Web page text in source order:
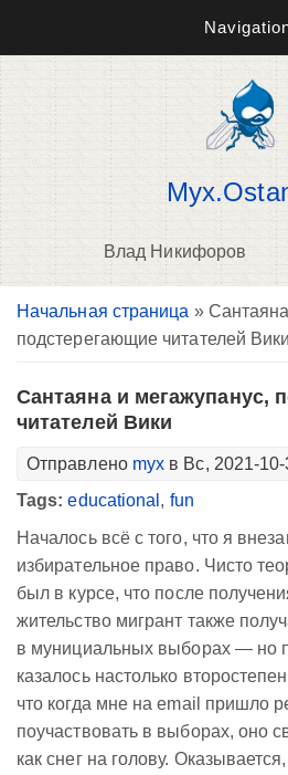
Влад Никифоров
Вы здесь
Начальная страница »
подстерегающие читателей Вики
Сантаяна и мегажупанус,
читателей Вики
Отправлено myx в Вс, 2021-
Tags:educational , fun
Началось всё с того, что я
избирательное право. Чисто
был в курсе, что после
жительство мигрант также
в мунициальных выборах — но
казалось настолько
что когда мне на email пришло
поучаствовать в выборах, оно
как снег на голову.